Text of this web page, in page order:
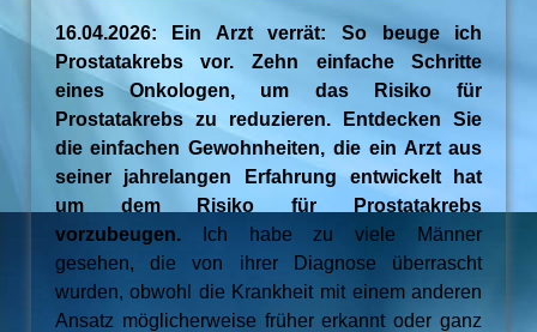
16.04.2026: Ein Arzt verrät: So beuge ich
Prostatakrebs vor. Zehn einfache Schritte
eines Onkologen, um das Risiko für
Prostatakrebs zu reduzieren. Entdecken Sie
die einfachen Gewohnheiten, die ein Arzt aus
seiner jahrelangen Erfahrung entwickelt hat
um dem Risiko für Prostatakrebs
vorzubeugen.
Ich habe zu viele Männer
gesehen, die von ihrer Diagnose überrascht
wurden, obwohl die Krankheit mit einem anderen
Ansatz möglicherweise früher erkannt oder ganz